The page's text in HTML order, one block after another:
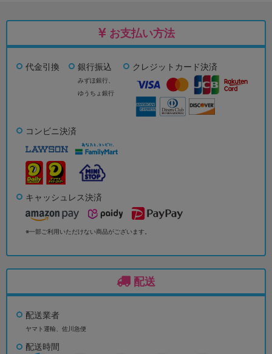
お支払い方法
代金引換 銀行振込
みずほ銀行、
ゆうちょ銀行
クレジットカード決済
コンビニ決済
キャッシュレス決済
※一部ご利用いただけない商品がございます。
配送
配送業者
ヤマト運輸、佐川急便
配送時間